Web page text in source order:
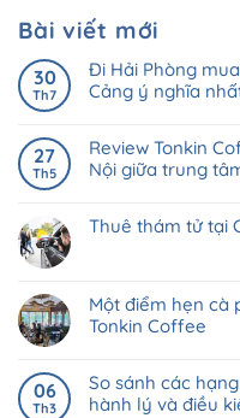
Bài viết mới
30
Th7
Đi Hải Phòng
Cảng ý nghĩa
27
Th5
Review Tonkin
Nội giữa trung
Thuê thám tử tại
Một điểm hẹn cà
Tonkin Coffee
06
Th3
So sánh các
hành lý và điều